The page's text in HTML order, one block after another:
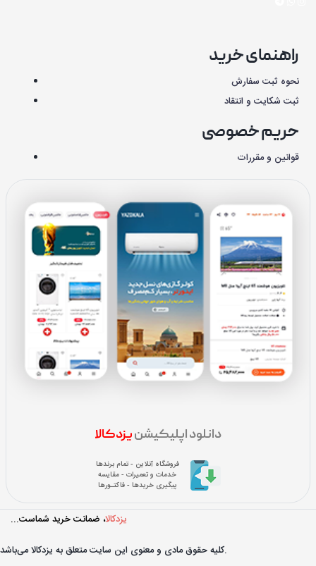
راهنمای خرید
نحوه ثبت سفارش
ثبت شکایت و انتقاد
حریم خصوصی
قوانین و مقررات
دانلود اپلیکیشنیزدکالا
فروشگاه آنلاین - تمام برندها
خدمات و تعمیرات - مقایسه
پیگیری خریدها - فاکتـورها
یزدکالا، ضمانت خرید شماست...
کليه حقوق مادی و معنوی اين سايت متعلق به یزدکالا می‌باشد.